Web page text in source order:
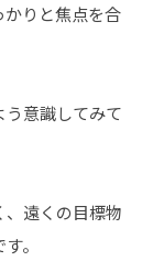
りと焦点を合
意識してみて
遠くの目標物
。